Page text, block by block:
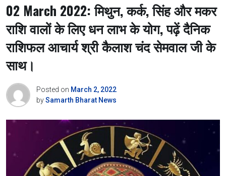
02 March 2022: मिथुन, कर्क, सिंह और मकर
राशि वालों के लिए धन लाभ के योग, पढ़ें दैनिक
राशिफल आचार्य श्री कैलाश चंद सेमवाल जी के
साथ।
Posted on March 2, 2022
bySamarth Bharat News